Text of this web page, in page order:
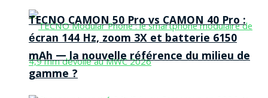
TECNO CAMON 50 Pro vs CAMON 40 Pro :
écran 144 Hz, zoom 3X et batterie 6150
mAh — la nouvelle référence du milieu de
gamme ?